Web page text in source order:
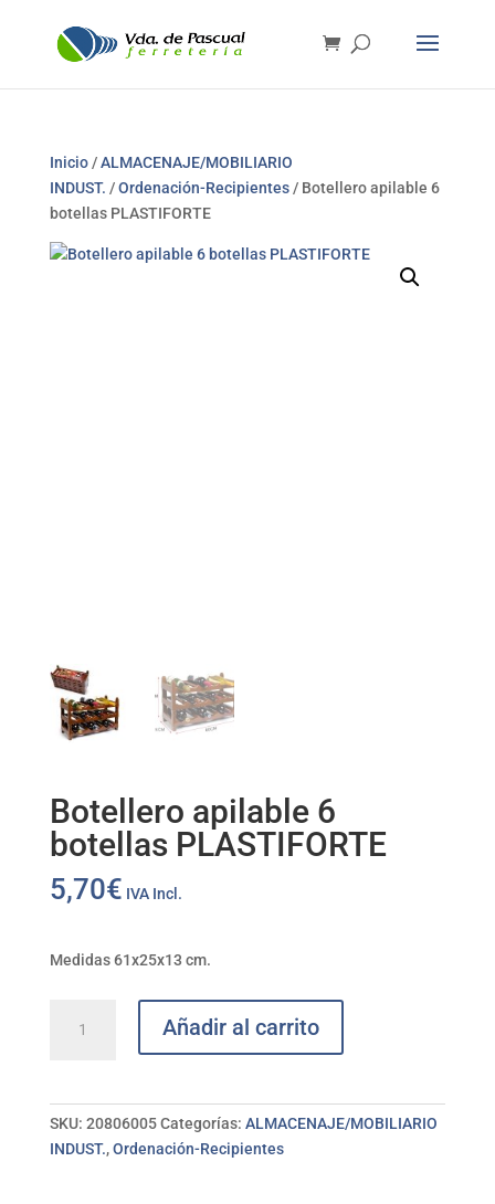
Inicio/ALMACENAJE/MOBILIARIO
INDUST. /Ordenación-Recipientes/ Botellero apilable 6
botellas PLASTIFORTE
Botellero apilable 6
botellas PLASTIFORTE
5,70€ IVA Incl.
Medidas 61x25x13 cm.
apilable
Añadir al carrito
SKU: 20806005 Categorías: ALMACENAJE/MOBILIARIO
INDUST.,Ordenación-Recipientes